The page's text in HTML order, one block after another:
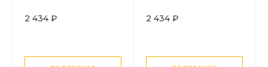
2 434 ₽ 2 434 ₽